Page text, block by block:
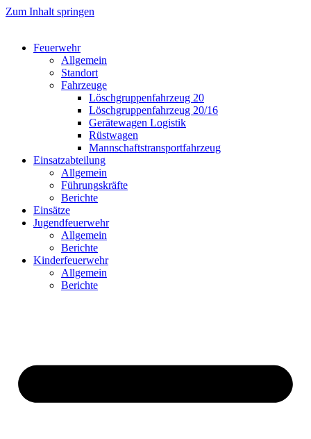
Zum Inhalt springen
Feuerwehr
Allgemein
Standort
Fahrzeuge
Löschgruppen­fahrzeug 20
Lösch­gruppen­fahrzeug 20/16
Geräte­wagen Logistik
Rüst­wagen
Mannschafts­transportfahrzeug
Einsatz­abteilung
Allgemein
Führungs­kräfte
Berichte
Einsätze
Jugend­feuerwehr
Allgemein
Berichte
Kinder­feuerwehr
Allgemein
Berichte